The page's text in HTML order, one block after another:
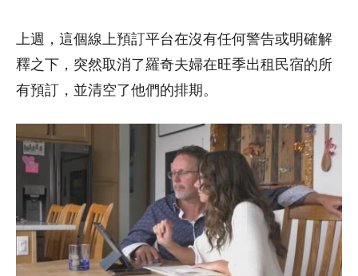
上週，這個線上預訂平台在沒有任何警告或明確解
釋之下，突然取消了羅奇夫婦在旺季出租民宿的所
有預訂，並清空了他們的排期。